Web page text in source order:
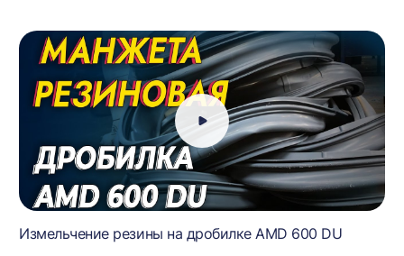
Измельчение резины на дробилке AMD 600 DU